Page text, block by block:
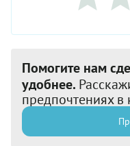
Помогите нам
удобнее.
предпочтениях